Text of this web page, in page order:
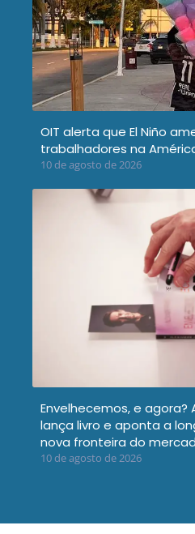
OIT alerta que El Niño
trabalhadores na
10 de agosto de 2026
Envelhecemos, e agora?
lança livro e aponta a
nova fronteira do
10 de agosto de 2026